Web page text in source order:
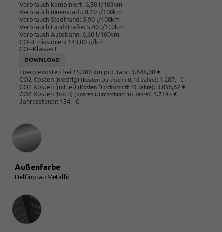
Verbrauch kombiniert: 6,30 l/100km
Verbrauch Innenstadt: 8,10 l/100km
Verbrauch Stadtrand: 5,90 l/100km
Verbrauch Landstraße: 5,40 l/100km
Verbrauch Autobahn: 6,60 l/100km
CO2-Emissionen: 143,00 g/km
CO2-Klasse: E
DOWNLOAD
Energiekosten bei 15.000 km pro Jahr: 1.648,08 €
CO2 Kosten (niedrig) (Kosten Durchschnitt 10 Jahre): 1.287,- €
CO2 Kosten (mittel) (Kosten Durchschnitt 10 Jahre): 3.056,62 €
CO2 Kosten (hoch) (Kosten Durchschnitt 10 Jahre): 4.719,- €
Jahressteuer: 134,- €
Außenfarbe
Delfingrau Metallic
Innenausstattung